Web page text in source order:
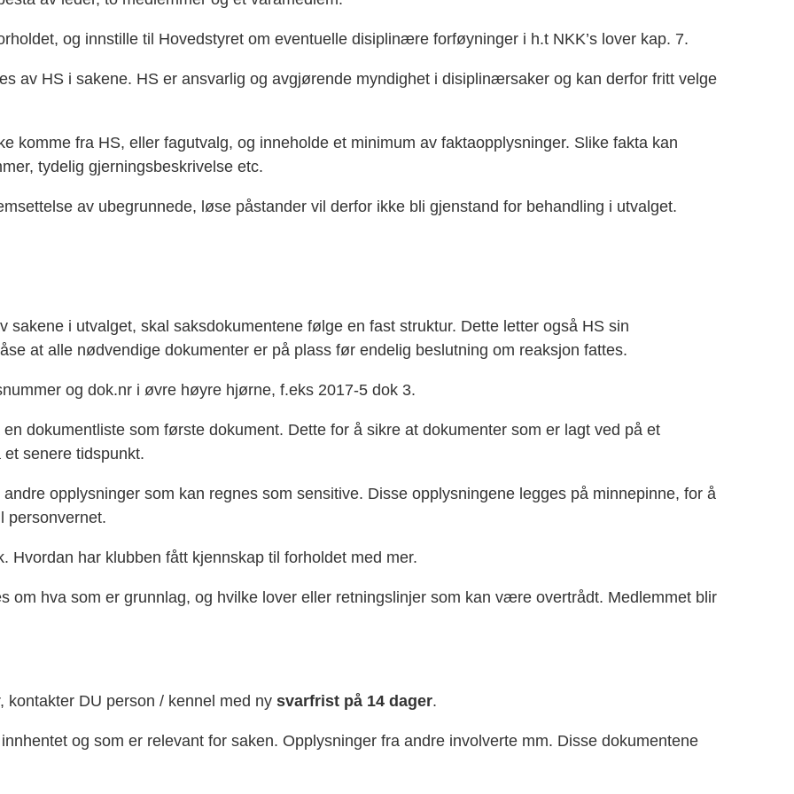
og innstille til Hovedstyret om eventuelle disiplinære forføyninger i h.t NKK’s lover kap. 7.
av HS i sakene. HS er ansvarlig og avgjørende myndighet i disiplinærsaker og kan derfor fritt velge
komme fra HS, eller fagutvalg, og inneholde et minimum av faktaopplysninger. Slike fakta kan
tydelig gjerningsbeskrivelse etc.
av ubegrunnede, løse påstander vil derfor ikke bli gjenstand for behandling i utvalget.
sakene i utvalget, skal saksdokumentene følge en fast struktur. Dette letter også HS sin
at alle nødvendige dokumenter er på plass før endelig beslutning om reaksjon fattes.
og dok.nr i øvre høyre hjørne, f.eks 2017-5 dok 3.
dokumentliste som første dokument. Dette for å sikre at dokumenter som er lagt ved på et
senere tidspunkt.
opplysninger som kan regnes som sensitive. Disse opplysningene legges på minnepinne, for å
personvernet.
Hvordan har klubben fått kjennskap til forholdet med mer.
om hva som er grunnlag, og hvilke lover eller retningslinjer som kan være overtrådt. Medlemmet blir
DU person / kennel med ny svarfrist på 14 dager.
og som er relevant for saken. Opplysninger fra andre involverte mm. Disse dokumentene